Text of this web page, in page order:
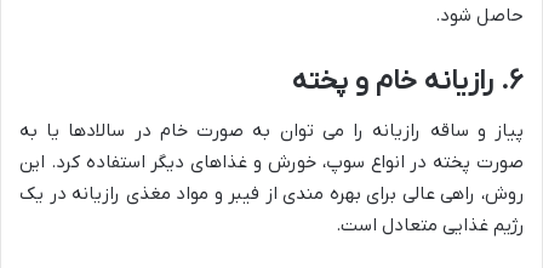
حاصل شود.
۶. رازیانه خام و پخته
پیاز و ساقه رازیانه را می توان به صورت خام در سالادها یا به
صورت پخته در انواع سوپ، خورش و غذاهای دیگر استفاده کرد. این
روش، راهی عالی برای بهره مندی از فیبر و مواد مغذی رازیانه در یک
رژیم غذایی متعادل است.